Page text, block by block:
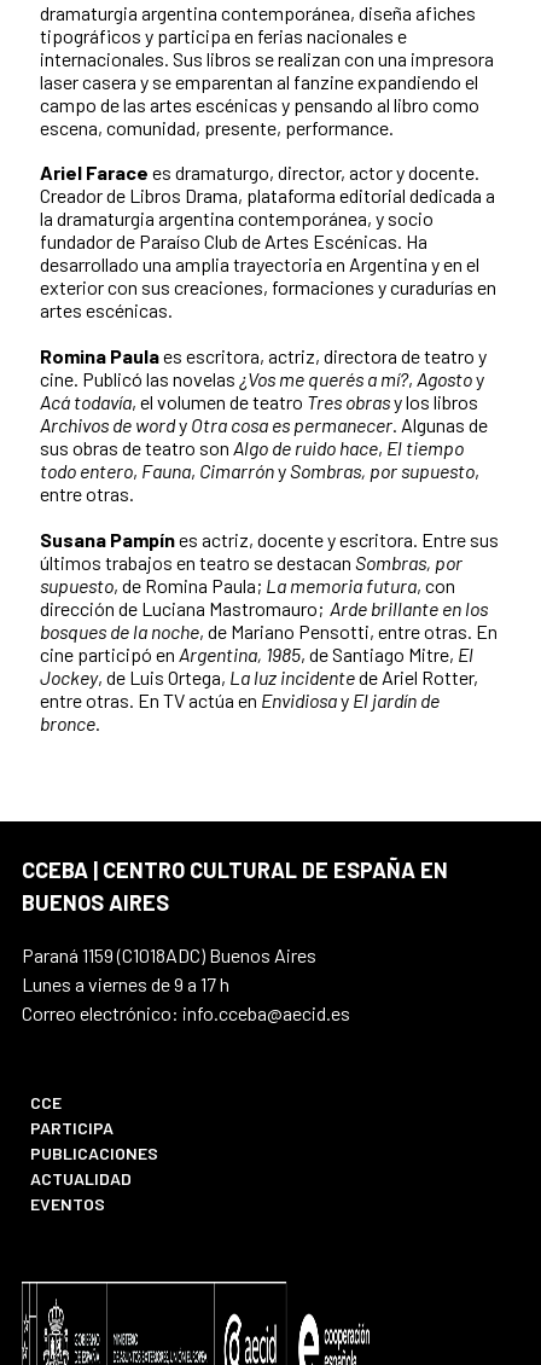
dramaturgia argentina contemporánea, diseña afiches
tipográficos y participa en ferias nacionales e
internacionales. Sus libros se realizan con una impresora
laser casera y se emparentan al fanzine expandiendo el
campo de las artes escénicas y pensando al libro como
escena, comunidad, presente, performance.
Ariel Farace es dramaturgo, director, actor y docente.
Creador de Libros Drama, plataforma editorial dedicada a
la dramaturgia argentina contemporánea, y socio
fundador de Paraíso Club de Artes Escénicas. Ha
desarrollado una amplia trayectoria en Argentina y en el
exterior con sus creaciones, formaciones y curadurías en
artes escénicas.
Romina Paulaes escritora, actriz, directora de teatro y
cine. Publicó las novelas ¿Vos me querés a mí?, Agostoy
Acá todavía, el volumen de teatro Tres obrasy los libros
Archivos de wordy Otra cosa es permanecer. Algunas de
sus obras de teatro son Algo de ruido hace, El tiempo
todo entero, Fauna, CimarrónySombras, por supuesto,
entre otras.
Susana Pampínes actriz, docente y escritora. Entre sus
últimos trabajos en teatro se destacan Sombras, por
supuesto, de Romina Paula; La memoria futura, con
dirección de Luciana Mastromauro; Arde brillante en los
bosques de la noche, de Mariano Pensotti, entre otras. En
cine participó en Argentina, 1985, de Santiago Mitre, El
Jockey, de Luis Ortega, La luz incidentede Ariel Rotter,
entre otras. En TV actúa en Envidiosay El jardín de
bronce.
CCEBA | CENTRO CULTURAL DE ESPAÑA EN
BUENOS AIRES
Paraná 1159 (C1018ADC) Buenos Aires
Lunes a viernes de 9 a 17 h
Correo electrónico: info.cceba@aecid.es
CCE
PARTICIPA
PUBLICACIONES
ACTUALIDAD
EVENTOS